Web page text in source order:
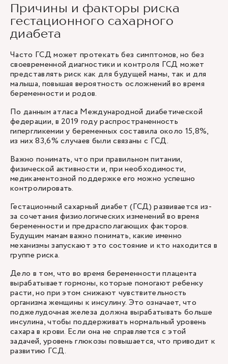
Причины и факторы риска
гестационного сахарного
диабета
Часто ГСД может протекать без симптомов, но без
своевременной диагностики и контроля ГСД может
представлять риск как для будущей мамы, так и для
малыша, повышая вероятность осложнений во время
беременности и родов.
По данным атласа Международной диабетической
федерации, в 2019 году распространенность
гипергликемии у беременных составила около 15,8%,
из них 83,6% случаев были связаны с ГСД.
Важно понимать, что при правильном питании,
физической активности и, при необходимости,
медикаментозной поддержке его можно успешно
контролировать.
Гестационный сахарный диабет (ГСД) развивается из-
за сочетания физиологических изменений во время
беременности и предрасполагающих факторов.
Будущим мамам важно понимать, какие именно
механизмы запускают это состояние и кто находится в
группе риска.
Дело в том, что во время беременности плацента
вырабатывает гормоны, которые помогают ребенку
расти, но при этом снижают чувствительность
организма женщины к инсулину. Это означает, что
поджелудочная железа должна вырабатывать больше
инсулина, чтобы поддерживать нормальный уровень
сахара в крови. Если она не справляется с этой
задачей, уровень глюкозы повышается, что приводит к
развитию ГСД.